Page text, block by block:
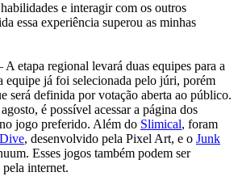
e interagir com os outros
essa experiência superou as minhas
A etapa regional levará duas equipes para a
equipe já foi selecionada pelo júri, porém
será definida por votação aberta ao público.
é possível acessar a página dos
jogo preferido. Além do Slimical, foram
, desenvolvido pela Pixel Art, e o Junk
Esses jogos também podem ser
internet.